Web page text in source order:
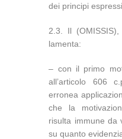
dei principi
2.3. Il
lamenta:
– con il primo
all’articolo 606
erronea
che la
risulta immune da
su quanto